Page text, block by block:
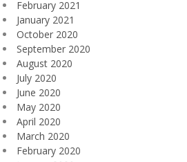
February 2021
January 2021
October 2020
September 2020
August 2020
July 2020
June 2020
May 2020
April 2020
March 2020
February 2020